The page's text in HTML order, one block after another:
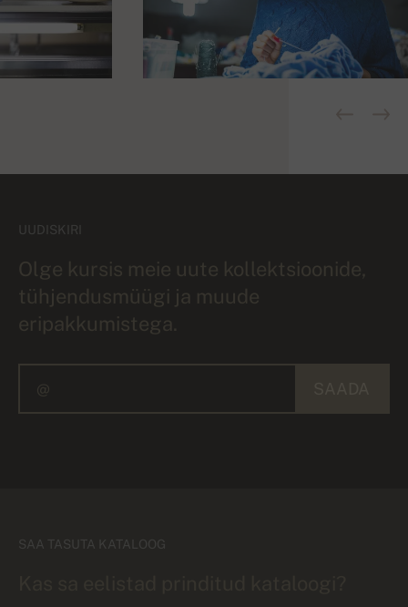
UUDISKIRI
Olge kursis meie uute kollektsioonide,
tühjendusmüügi ja muude
eripakkumistega.
SAA TASUTA KATALOOG